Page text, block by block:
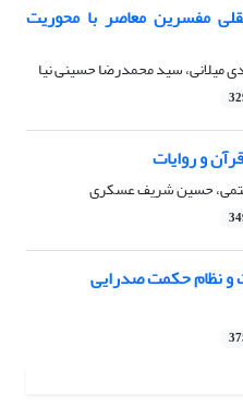
مفسرین معاصر با محوریت
میلانی، سید محمدرضا حسینی نیا
و روایات
حسین شریف عسکری
و نظام حکمت صدرایی